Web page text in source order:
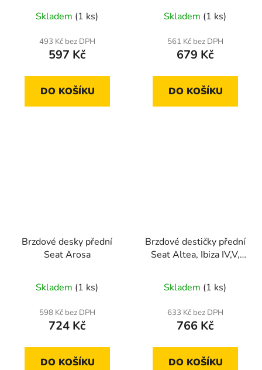
II,III,IV,V, Leon, Toledo
I,II,III,IV
Skladem (1 ks)
493 Kč bez DPH
597 Kč
DO KOŠÍKU
Skladem (1 ks)
561 Kč bez DPH
679 Kč
DO KOŠÍKU
Brzdové desky přední
Seat Arosa
Skladem (1 ks)
598 Kč bez DPH
724 Kč
DO KOŠÍKU
Brzdové destičky přední
Seat Altea, Ibiza IV,V,
Skladem (1 ks)
633 Kč bez DPH
766 Kč
DO KOŠÍKU